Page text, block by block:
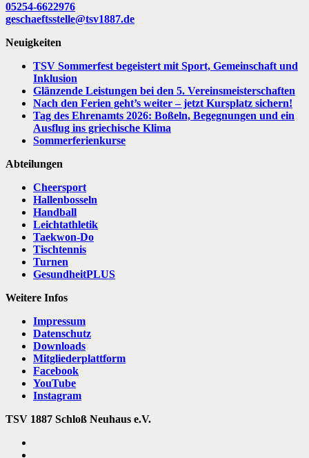
05254-6622976
geschaeftsstelle@tsv1887.de
Neuigkeiten
TSV Sommerfest begeistert mit Sport, Gemeinschaft und
Inklusion
Glänzende Leistungen bei den 5. Vereinsmeisterschaften
Nach den Ferien geht’s weiter – jetzt Kursplatz sichern!
Tag des Ehrenamts 2026: Boßeln, Begegnungen und ein
Ausflug ins griechische Klima
Sommerferienkurse
Abteilungen
Cheersport
Hallenbosseln
Handball
Leichtathletik
Taekwon-Do
Tischtennis
Turnen
GesundheitPLUS
Weitere Infos
Impressum
Datenschutz
Downloads
Mitgliederplattform
Facebook
YouTube
Instagram
TSV 1887 Schloß Neuhaus e.V.